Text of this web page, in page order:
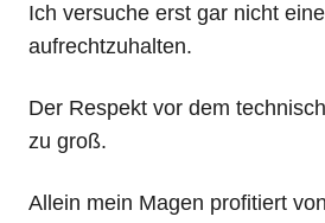
Ich versuche erst gar nicht
aufrechtzuhalten.
Der Respekt vor dem
zu groß.
Allein mein Magen profitiert